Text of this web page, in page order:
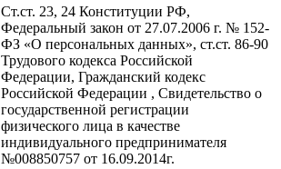
Ст.ст. 23, 24 Конституции РФ,
Федеральный закон от 27.07.2006 г. № 152-
ФЗ «О персональных данных», ст.ст. 86-90
Трудового кодекса Российской
Федерации, Гражданский кодекс
Российской Федерации , Свидетельство о
государственной регистрации
физического лица в качестве
индивидуального предпринимателя
№008850757 от 16.09.2014г.